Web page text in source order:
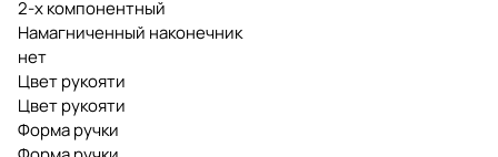
2-х компонентный
Намагниченный наконечник
нет
Цвет рукояти
Цвет рукояти
Форма ручки